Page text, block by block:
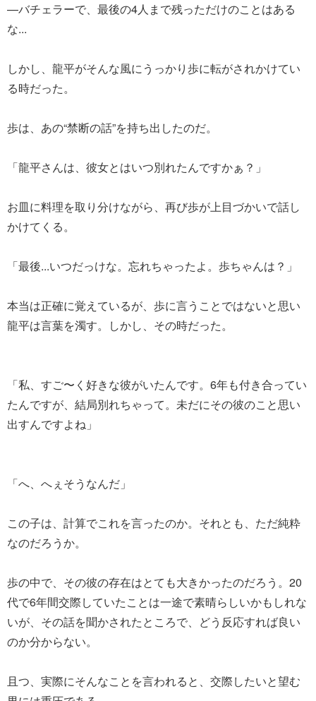
—バチェラーで、最後の4人まで残っただけのことはある
な...
しかし、龍平がそんな風にうっかり歩に転がされかけてい
る時だった。
歩は、あの“禁断の話”を持ち出したのだ。
「龍平さんは、彼女とはいつ別れたんですかぁ？」
お皿に料理を取り分けながら、再び歩が上目づかいで話し
かけてくる。
「最後...いつだっけな。忘れちゃったよ。歩ちゃんは？」
本当は正確に覚えているが、歩に言うことではないと思い
龍平は言葉を濁す。しかし、その時だった。
「私、すご〜く好きな彼がいたんです。6年も付き合ってい
たんですが、結局別れちゃって。未だにその彼のこと思い
出すんですよね」
「へ、へぇそうなんだ」
この子は、計算でこれを言ったのか。それとも、ただ純粋
なのだろうか。
歩の中で、その彼の存在はとても大きかったのだろう。20
代で6年間交際していたことは一途で素晴らしいかもしれな
いが、その話を聞かされたところで、どう反応すれば良い
のか分からない。
且つ、実際にそんなことを言われると、交際したいと望む